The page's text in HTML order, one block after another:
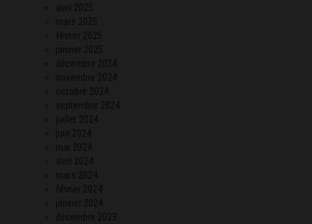
avril 2025
mars 2025
février 2025
janvier 2025
décembre 2024
novembre 2024
octobre 2024
septembre 2024
juillet 2024
juin 2024
mai 2024
avril 2024
mars 2024
février 2024
janvier 2024
décembre 2023